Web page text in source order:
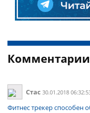
Комментарии
Стас 30.01.2018
Фитнес трекер способен